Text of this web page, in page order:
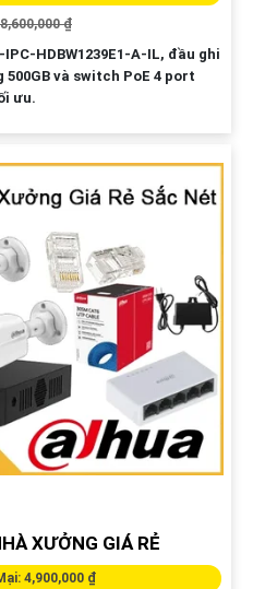
₫
HDBW1239E1-A-IL, đầu ghi
500GB và switch PoE 4 port
ưu.
XƯỞNG GIÁ RẺ
4,900,000 ₫